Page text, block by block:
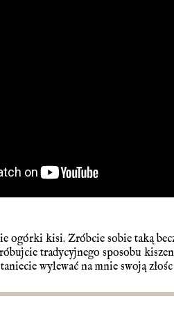
ogórki kisi. Zróbcie sobie taką
tradycyjnego sposobu
wylewać na mnie swoją